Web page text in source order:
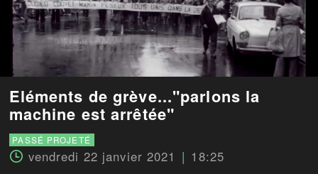
Eléments de grève..."parlons la
machine est arrêtée"
PASSÉ PROJETÉ
vendredi 22 janvier 2021 18:25